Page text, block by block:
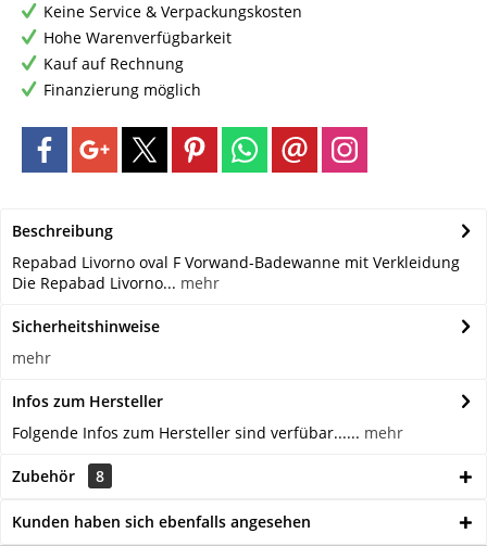
Keine Service & Verpackungskosten
Hohe Warenverfügbarkeit
Kauf auf Rechnung
Finanzierung möglich
Beschreibung
Repabad Livorno oval F Vorwand-Badewanne mit Verkleidung
Die Repabad Livorno... mehr
Sicherheitshinweise
mehr
Infos zum Hersteller
Folgende Infos zum Hersteller sind verfübar...... mehr
Zubehör 8
Kunden haben sich ebenfalls angesehen